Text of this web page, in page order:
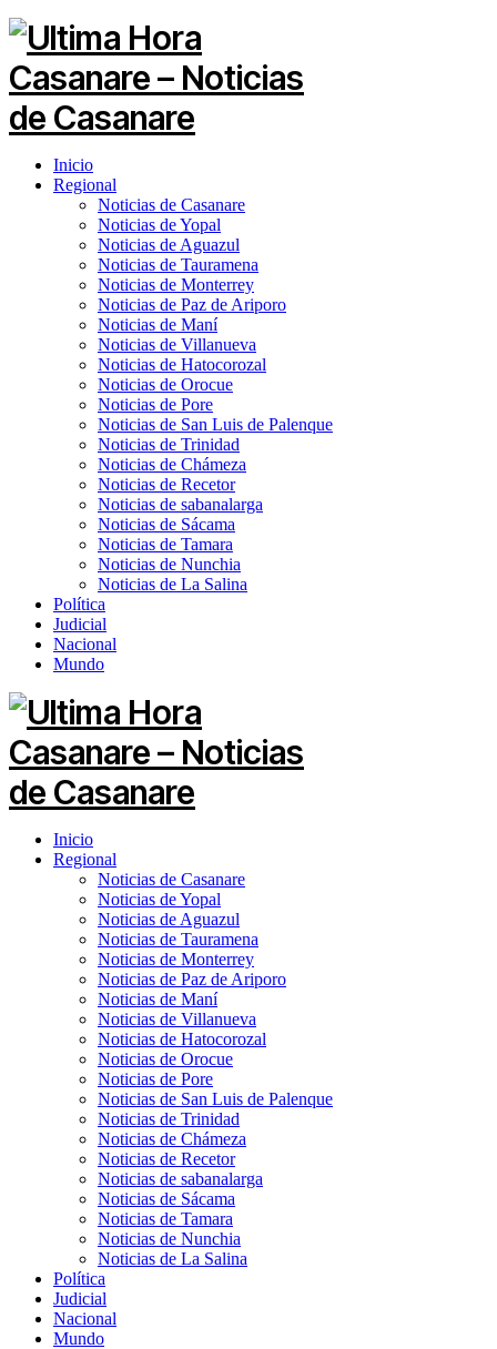
Inicio
Regional
Noticias de Casanare
Noticias de Yopal
Noticias de Aguazul
Noticias de Tauramena
Noticias de Monterrey
Noticias de Paz de Ariporo
Noticias de Maní
Noticias de Villanueva
Noticias de Hatocorozal
Noticias de Orocue
Noticias de Pore
Noticias de San Luis de Palenque
Noticias de Trinidad
Noticias de Chámeza
Noticias de Recetor
Noticias de sabanalarga
Noticias de Sácama
Noticias de Tamara
Noticias de Nunchia
Noticias de La Salina
Política
Judicial
Nacional
Mundo
Inicio
Regional
Noticias de Casanare
Noticias de Yopal
Noticias de Aguazul
Noticias de Tauramena
Noticias de Monterrey
Noticias de Paz de Ariporo
Noticias de Maní
Noticias de Villanueva
Noticias de Hatocorozal
Noticias de Orocue
Noticias de Pore
Noticias de San Luis de Palenque
Noticias de Trinidad
Noticias de Chámeza
Noticias de Recetor
Noticias de sabanalarga
Noticias de Sácama
Noticias de Tamara
Noticias de Nunchia
Noticias de La Salina
Política
Judicial
Nacional
Mundo